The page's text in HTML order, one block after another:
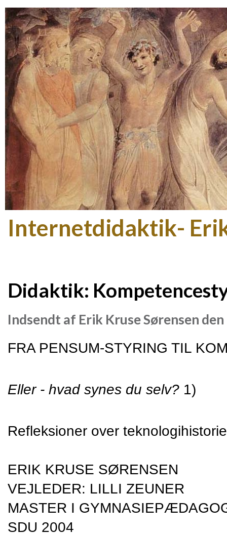
Gå
Internetdidaktik-
Didaktik:
Indsendt af Erik Kruse Sørensen den
FRA PENSUM-STYRING TIL
Eller - hvad synes du selv? 1)
Refleksioner over
ERIK KRUSE SØRENSEN
VEJLEDER: LILLI ZEUNER
MASTER I
SDU 2004